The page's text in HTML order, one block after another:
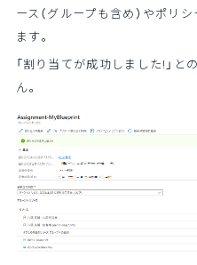
ース（グループも含め）やポリ
ます。
「割り当てが成功しました!」
ん。